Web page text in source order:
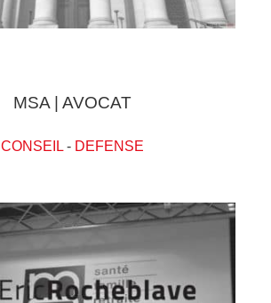
MSA | AVOCAT
CONSEIL- DEFENSE